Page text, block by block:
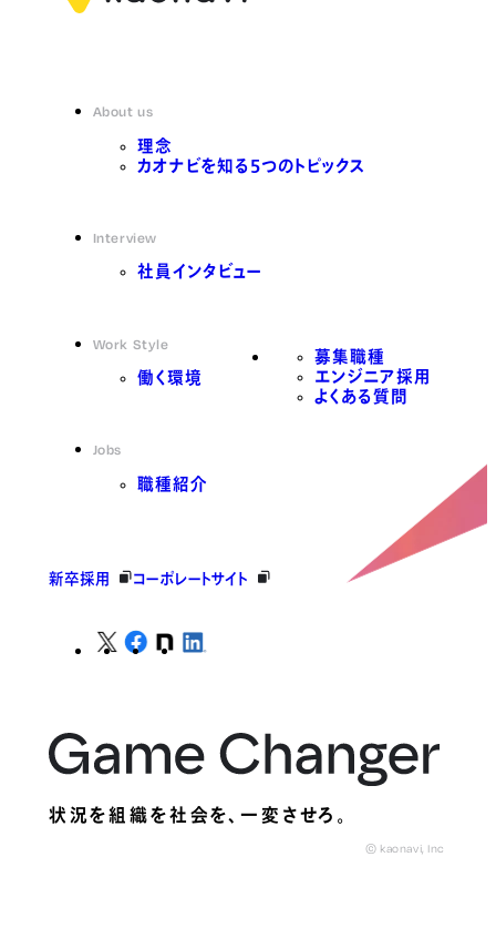
About us
理念
カオナビを知る5つのトピックス
Interview
社員インタビュー
Work Style
働く環境
Jobs
職種紹介
募集職種
エンジニア採用
よくある質問
新卒採用 コーポレートサイト
状況を組織を社会を、一変させろ。
© kaonavi, Inc